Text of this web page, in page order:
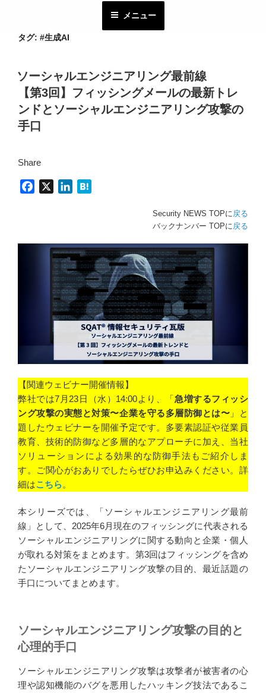
メニュー
タグ: #生成AI
ソーシャルエンジニアリング最前線
【第3回】フィッシングメールの最新トレ
ンドとソーシャルエンジニアリング攻撃の
手口
Share
b
e
I
n
n
a
Security NEWS TOPに 戻る
バックナンバー TOPに 戻る
【関連ウェビナー開催情報】
弊社では7月23日（水）14:00より、「急増するフィッシ
ング攻撃の実態と対策〜企業を守る多層防御とは〜 」と
題したウェビナーを開催予定です。多要素認証や従業員
教育、技術的防御など多層的なアプローチに加え、当社
ソリューションによる効果的な防御手法もご紹介しま
す。ご関心がおありでしたらぜひお申込みください。詳
細はこちら。
本シリーズでは、「ソーシャルエンジニアリング最前
線」として、2025年6月現在のフィッシングに代表される
ソーシャルエンジニアリングに関する動向と企業・個人
が取れる対策をまとめます。第3回はフィッシングを含め
たソーシャルエンジニアリング攻撃の目的、最近話題の
手口についてまとめます。
ソーシャルエンジニアリング攻撃の目的と
心理的手口
ソーシャルエンジニアリング攻撃は攻撃者が被害者の心
理や認知機能のバグを悪用したハッキング技法であるこ